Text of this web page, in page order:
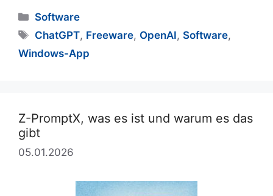
ai
l
at
s
A
n
Kategorien
Software
Schlagwörter
ChatGPT, Freeware, OpenAI,Software,
Windows-App
Z-PromptX, was es ist und warum es das
gibt
05.01.2026